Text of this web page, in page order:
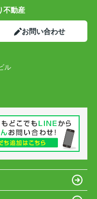
不動産
お問い合わせ
ル